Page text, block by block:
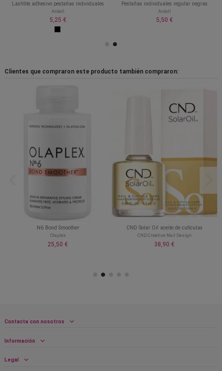
Lashtite adhesivo pestañas individuales
Ardell
5,25 €
Pestañas individuales regular negras
Ardell
5,50 €
Clientes que compraron este producto también compraron:
N6 Bond Smoother
Olaplex
25,50 €
CND Solar Oil aceite de cutículas
CND Creative Nail Design
38,90 €
Contacta con nosotros
Información
Legal